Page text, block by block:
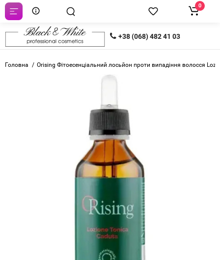
+38 (068) 482 41 03
0
Головна Orising Фітоесенціальний лосьйон проти випадіння волосся